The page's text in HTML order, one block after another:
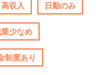
高収入 日勤のみ
少なめ
制度あり